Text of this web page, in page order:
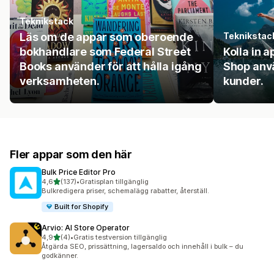
Teknikstack
Läs om de appar som oberoende
bokhandlare som Federal Street
Books använder för att hålla igång
verksamheten.
Kolla in
Shop
kunder.
Fler appar som den här
Bulk Price Editor Pro
4,6av 5 stjärnor
(137)
137 recensioner totalt
•Gratisplan tillgänglig
Bulkredigera priser, schemalägg rabatter, återställ.
Built for Shopify
Arvio: AI Store Operator
4,9av 5 stjärnor
(4)
4 recensioner totalt
•Gratis testversion tillgänglig
Åtgärda SEO, prissättning, lagersaldo och innehåll i bulk – du
godkänner.